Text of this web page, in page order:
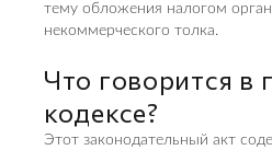
тему обложения налогом
некоммерческого толка.
Что говорится в
кодексе?
Этот законодательный акт